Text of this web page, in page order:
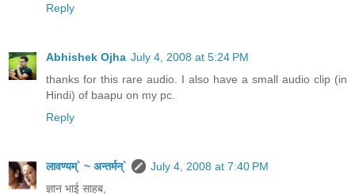
Reply
Abhishek Ojha July 4, 2008 at 5:24 PM
thanks for this rare audio. I also have a small audio clip (in
Hindi) of baapu on my pc.
Reply
लावण्यम्` ~ अन्तर्मन्`
July 4, 2008 at 7:40 PM
ज्ञान भाई साहब,